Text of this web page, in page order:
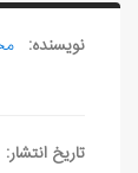
نویسنده:
تاریخ انتشار: